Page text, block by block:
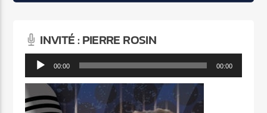
INVITÉ : PIERRE ROSIN
Lecteur
audio
00:00 00:00